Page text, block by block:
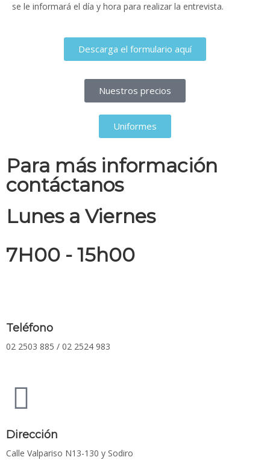
se le informará el día y hora para realizar la entrevista.
Descarga el formulario aquí
Nuestros precios
Uniformes
Para más información
contáctanos
Lunes a Viernes
7H00 - 15h00
Teléfono
02 2503 885 / 02 2524 983
Dirección
Calle Valpariso N13-130 y Sodiro